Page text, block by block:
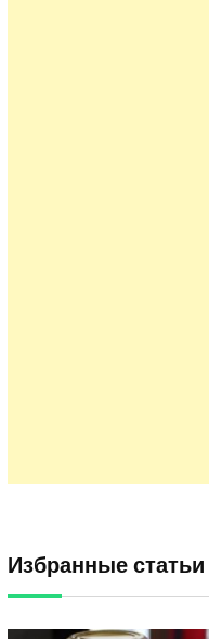
Избранные статьи